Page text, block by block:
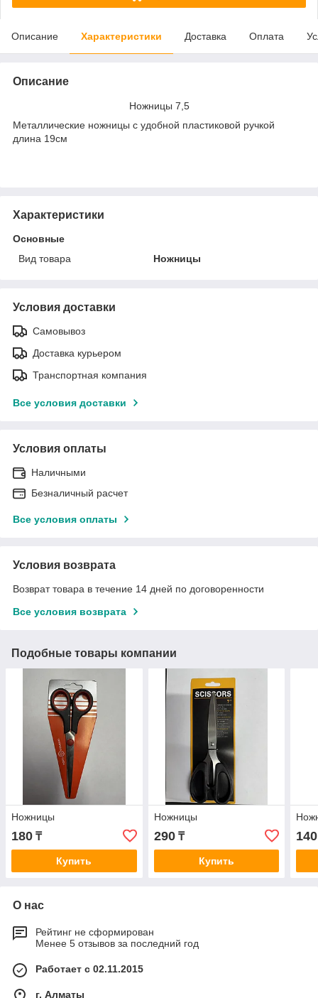
Описание Характеристики Доставка Оплата
Описание
Ножницы 7,5
Металлические ножницы с удобной пластиковой ручкой
длина 19см
Характеристики
Основные
Вид товара
Ножницы
Условия доставки
Самовывоз
Доставка курьером
Транспортная компания
Все условия доставки
Условия оплаты
Наличными
Безналичный расчет
Все условия оплаты
Условия возврата
Возврат товара в течение 14 дней по договоренности
Все условия возврата
Подобные товары компании
Ножницы
180 ₸
Купить
Ножницы
290₸
Купить
140
О нас
Рейтинг не сформирован
Менее 5 отзывов за последний год
Работает с 02.11.2015
г. Алматы